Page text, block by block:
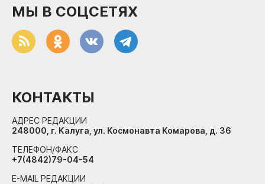
МЫ В СОЦСЕТЯХ
КОНТАКТЫ
АДРЕС РЕДАКЦИИ
248000, г. Калуга, ул. Космонавта Комарова, д. 36
ТЕЛЕФОН/ФАКС
+7(4842)79-04-54
E-MAIL РЕДАКЦИИ